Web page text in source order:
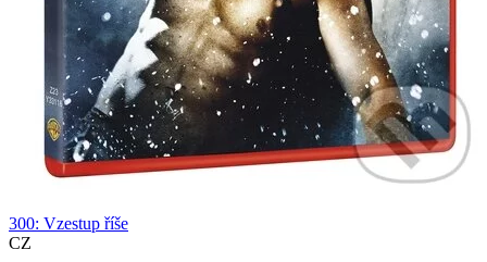
300: Vzestup říše
CZ